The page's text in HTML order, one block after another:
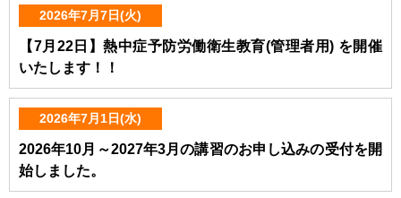
2026年7月7日(火)
【7月22日】熱中症予防労働衛生教育(管理者用) を開催
いたします！！
2026年7月1日(水)
2026年10月～2027年3月の講習のお申し込みの受付を開
始しました。